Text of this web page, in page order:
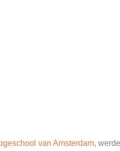
van Amsterdam,